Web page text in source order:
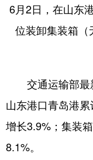
悦读
亚太网
地方频道
首页
政事
6月2日，在山东
位装卸集装箱
交通运输部最
山东港口青岛港
增长3.9%；集装
8.1%。